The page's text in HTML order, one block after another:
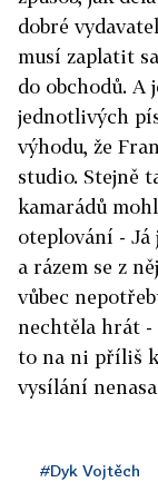
dobré
musí zaplatit
do obchodů. A
jednotlivých
výhodu, že
studio. Stejně
kamarádů
oteplování - Já
a rázem se z
vůbec
nechtěla hrát -
to na ni příliš
vysílání
#Dyk Vojtěch